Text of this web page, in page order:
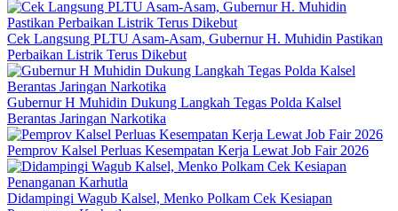
Cek Langsung PLTU Asam-Asam, Gubernur H. Muhidin Pastikan
Perbaikan Listrik Terus Dikebut
Gubernur H Muhidin Dukung Langkah Tegas Polda Kalsel
Berantas Jaringan Narkotika
Pemprov Kalsel Perluas Kesempatan Kerja Lewat Job Fair 2026
Didampingi Wagub Kalsel, Menko Polkam Cek Kesiapan